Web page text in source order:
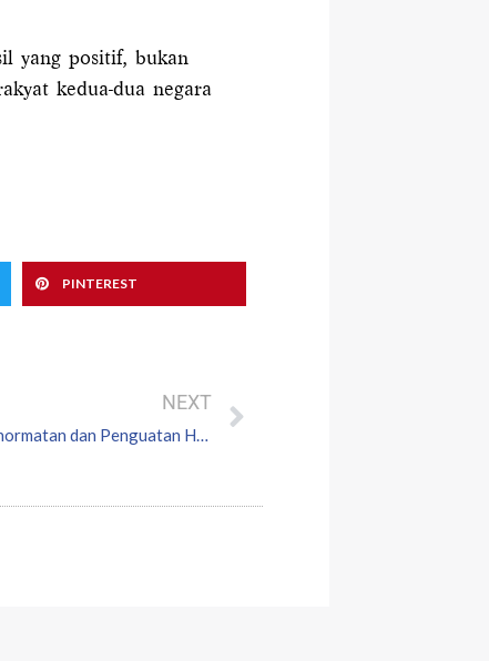
yang positif, bukan
kedua-dua negara
PINTEREST
NEXT
Pengiktirafan Jeneral Songwit: Refleksi Penghormatan dan Penguatan Hubungan Pertahanan Malaysia-Thailand